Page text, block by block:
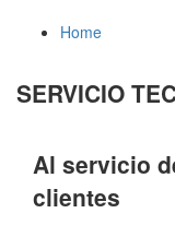
Home
SERVICIO
Al servicio
clientes